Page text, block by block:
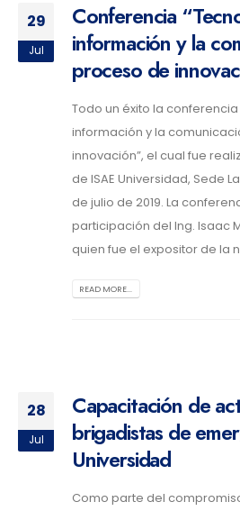
29
Jul
Conferencia
información y la
proceso de
Todo un éxito la
información y la
innovación”, el cual fue
de ISAE Universidad, Sede
de julio de 2019. La
participación del Ing. Isaac
quien fue el expositor de la
READ MORE...
28
Jul
Capacitación de
brigadistas de
Universidad
Como parte del